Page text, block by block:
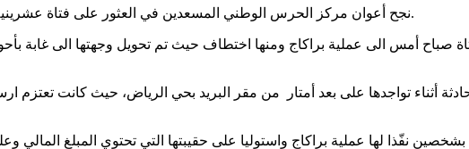
نجح أعوان مركز الحرس الوطني المسعدين في العثور على فتاة عشرينية تعرضت أمس الى عملية إختطاف من طرف شخصين، سبقتها عملية براكاج.
أمس الى عملية براكاج ومنها اختطاف حيث تم تحويل وجهتها الى غابة
أثناء تواجدها على بعد أمتار من مقر البريد بحي الرياض، حيث كانت تعتزم